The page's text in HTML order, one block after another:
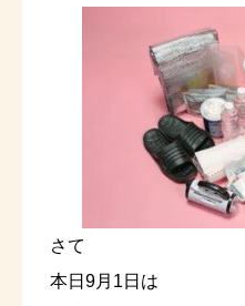
さて
本日9月1日は